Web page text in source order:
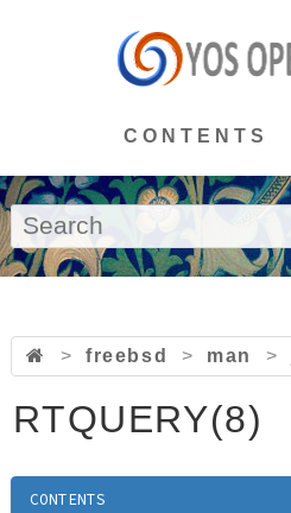
CONTENTS
> freebsd > man >
RTQUERY(8)
CONTENTS